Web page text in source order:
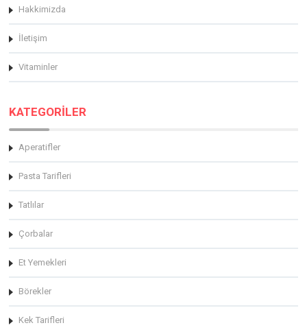
Hakkimizda
İletişim
Vitaminler
KATEGORİLER
Aperatifler
Pasta Tarifleri
Tatlılar
Çorbalar
Et Yemekleri
Börekler
Kek Tarifleri